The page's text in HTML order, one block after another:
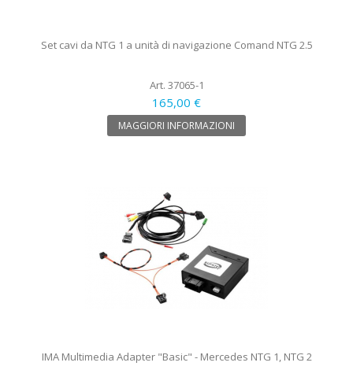
Set cavi da NTG 1 a unità di navigazione Comand NTG 2.5
Art. 37065-1
165,00 €
MAGGIORI INFORMAZIONI
IMA Multimedia Adapter "Basic" - Mercedes NTG 1, NTG 2